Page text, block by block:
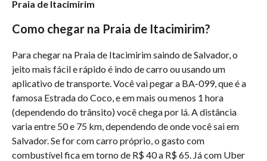
Praia de Itacimirim
Como chegar na Praia de Itacimirim?
Para chegar na Praia de Itacimirim saindo de Salvador, o
jeito mais fácil e rápido é indo de carro ou usando um
aplicativo de transporte. Você vai pegar a BA-099, que é a
famosa Estrada do Coco, e em mais ou menos 1 hora
(dependendo do trânsito) você chega por lá. A distância
varia entre 50 e 75 km, dependendo de onde você sai em
Salvador. Se for com carro próprio, o gasto com
combustível fica em torno de R$ 40 a R$ 65. Já com Uber